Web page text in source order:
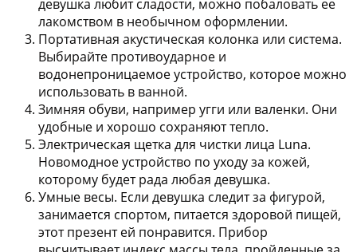
девушка любит сладости, можно побаловать ее
лакомством в необычном оформлении.
Портативная акустическая колонка или система.
Выбирайте противоударное и
водонепроницаемое устройство, которое можно
использовать в ванной.
Зимняя обуви, например угги или валенки. Они
удобные и хорошо сохраняют тепло.
Электрическая щетка для чистки лица Luna.
Новомодное устройство по уходу за кожей,
которому будет рада любая девушка.
Умные весы. Если девушка следит за фигурой,
занимается спортом, питается здоровой пищей,
этот презент ей понравится. Прибор